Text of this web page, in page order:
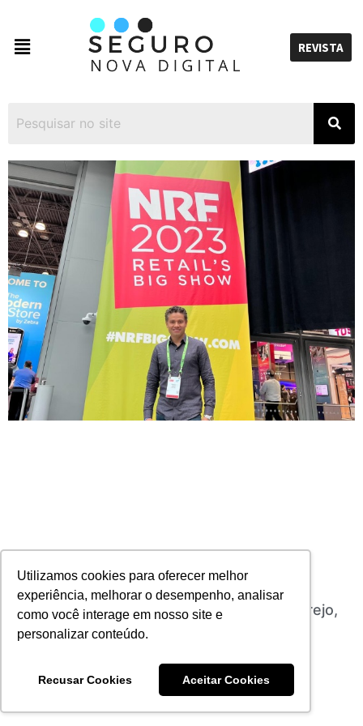
Utilizamos cookies para oferecer melhor
experiência, melhorar o desempenho, analisar
como você interage em nosso site e
personalizar conteúdo.
Recusar Cookies Aceitar Cookies
REVISTA
Seguro será cada vez mais presente no varejo,
diz executivo no NRF 2023
18/01/2023 Nenhum comentário